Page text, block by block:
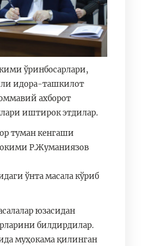
ўринбосарлари,
идора-ташкилот
ахборот
иштирок этдилар.
туман кенгаши
Р.Жуманиязов
ўнта масала кўриб
юзасидан
билдирдилар.
муҳокама қилинган